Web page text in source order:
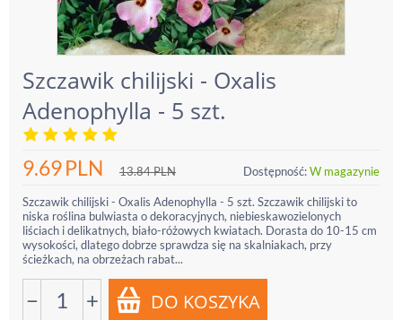
Szczawik chilijski - Oxalis
Adenophylla - 5 szt.
9.69PLN 13.84PLN Dostępność:W magazynie
Szczawik chilijski - Oxalis Adenophylla - 5 szt. Szczawik chilijski to
niska roślina bulwiasta o dekoracyjnych, niebieskawozielonych
liściach i delikatnych, biało-różowych kwiatach. Dorasta do 10-15 cm
wysokości, dlatego dobrze sprawdza się na skalniakach, przy
ścieżkach, na obrzeżach rabat...
− +